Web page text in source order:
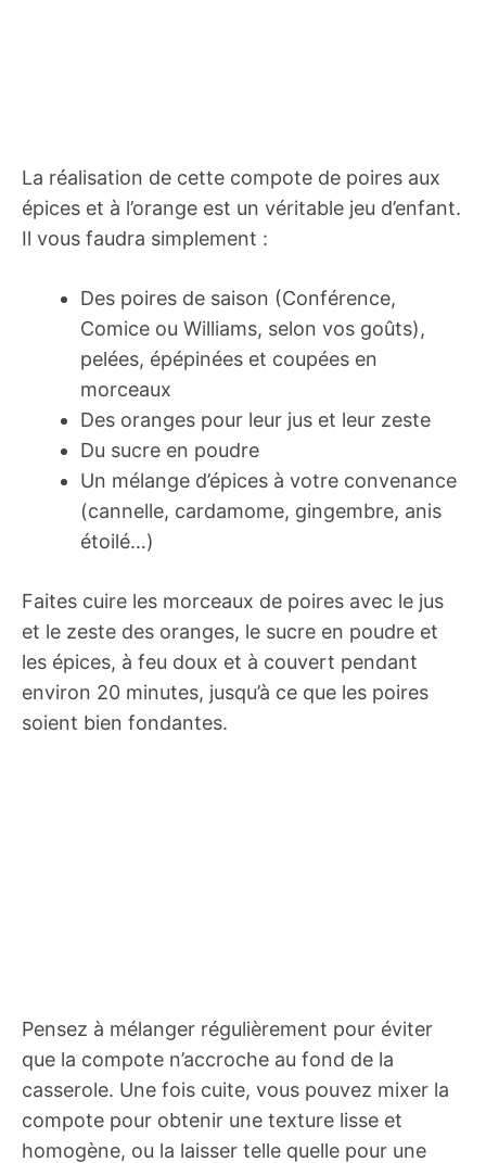
La réalisation de cette compote de poires aux
épices et à l’orange est un véritable jeu d’enfant.
Il vous faudra simplement :
Des poires de saison (Conférence,
Comice ou Williams, selon vos goûts),
pelées, épépinées et coupées en
morceaux
Des oranges pour leur jus et leur zeste
Du sucre en poudre
Un mélange d’épices à votre convenance
(cannelle, cardamome, gingembre, anis
étoilé…)
Faites cuire les morceaux de poires avec le jus
et le zeste des oranges, le sucre en poudre et
les épices, à feu doux et à couvert pendant
environ 20 minutes, jusqu’à ce que les poires
soient bien fondantes.
Pensez à mélanger régulièrement pour éviter
que la compote n’accroche au fond de la
casserole. Une fois cuite, vous pouvez mixer la
compote pour obtenir une texture lisse et
homogène, ou la laisser telle quelle pour une